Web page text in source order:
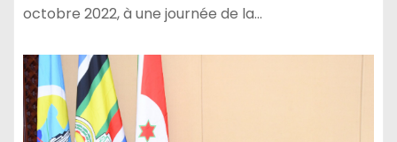
octobre 2022, à une journée de la…